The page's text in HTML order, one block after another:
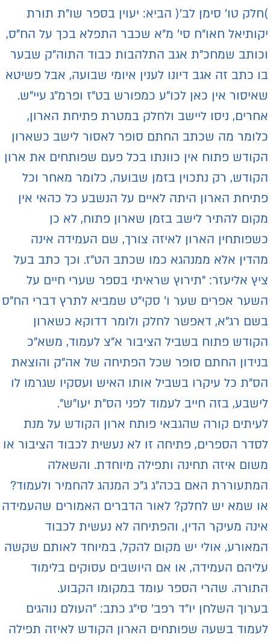
טו' סימן לב'( הביא: יעוין בספר שו"ת תורת
חאו"ח סי' מ"א שכבר התפלא בכך על הח"ס,
שמחכ"ת אגב התלהבות כבוד התוה"ק שבער
כתב זה אגב דיונו לענין איומי שבועה, אבל פשיטא
אין כאן לכו"ע כמפורש בט"ז ופרמ"ג עיי"ש.
ניסו ליישב ולחלק במטרת פתיחת הארון,
מה שכתב החתם סופר לאסור לישב כשארון
פתוח אין כוונתו בכל פעם שפותחים את ארון
רק נתכוין בזמן שבועה, כלומר מאחר וכל
הארון היתה לאיים על הנשבע כל כהאי אין
להתיר לישב בזמן שארון פתוח, לא כן
הארון לאיזה צורך, שם העמידה אינה
אלא ממנהגא כמו שכתב הט"ז. וכך כתב בעל
אליעזר: "תירוץ שראיתי בספר שערי חיים על
אפרים שער ו' סקי"ט שמביא לתרץ דברי הח"ס
רג"א, דאפשר לחלק ולומר דדוקא כשארון
פתוח בשביל הציבור א"צ לעמוד, משא"כ
החתם סופר שכל הפתיחה של אה"ק והוצאת
כל עיקרו בשביל אותו האיש ועסקיו שגרמו לו
בזה חייב לעמוד לפני הס"ת יעו"ש".
קורה שהגבאי פותח ארון הקודש על מנת
הספרים, פתיחה זו לא נעשית לכבוד הציבור או
איזה תחינה ותפילה מיוחדת. והשאלה
האם בכה"ג ג"כ המנהג להחמיר ולעמוד?
שמא יש לחלק? לאור הדברים האמורים שהעמידה
מעיקר הדין, והפתיחה לא נעשית לכבוד
אולי יש מקום להקל, במיוחד לאותם שקשה
העמידה, או אם היושבים עסוקים בלימוד
שהרי הספר עומד במקומו הקבוע.
השלחן יו"ד רפב' סי"ג כתב: "העולם נוהגים
בשעה שפותחים הארון הקודש לאיזה תפילה